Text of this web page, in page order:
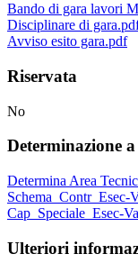
Bando di gara lavori
Disciplinare di
Avviso esito gara.pdf
Riservata
No
Determinazione
Determina Area
Cap_Speciale_Esec-
Ulteriori